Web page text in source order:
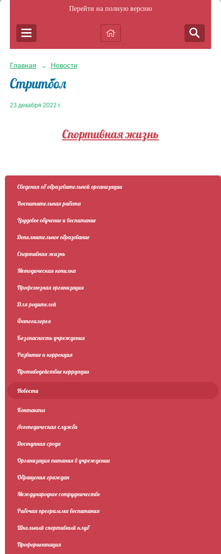
Перейти на полную версию
Главная → Новости
Стритбол
23 декабря 2022 г.
Спортивная жизнь
Сведения об образовательной организации
Воспитательная работа
Трудовое обучение и воспитание
Дополнительное образование
Спортивная жизнь
Методическая копилка
Профсоюзная организация
Для родителей
Фотогалерея
Безопасность учреждения
Развитие и коррекция
Противодействие коррупции
Новости
Контакты
Логопедическая служба
Доступная среда
Организация питания в учреждении
Обращения граждан
Международное сотрудничество
Рабочая программа воспитания
Школьный спортивный клуб
Профориентация